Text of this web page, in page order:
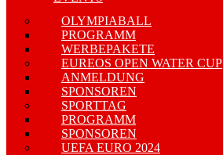
OLYMPIABALL
PROGRAMM
WERBEPAKETE
EUREOS OPEN WATER CUP
ANMELDUNG
SPONSOREN
SPORTTAG
PROGRAMM
SPONSOREN
UEFA EURO 2024